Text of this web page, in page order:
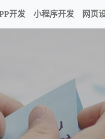
开发 小程序开发 网页